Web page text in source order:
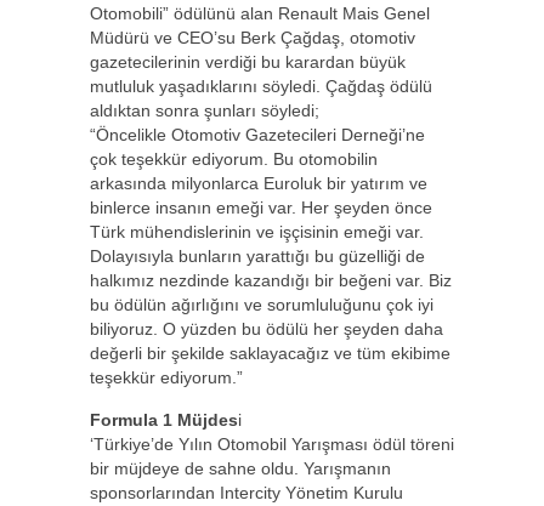
Otomobili” ödülünü alan Renault Mais Genel
Müdürü ve CEO’su Berk Çağdaş, otomotiv
gazetecilerinin verdiği bu karardan büyük
mutluluk yaşadıklarını söyledi. Çağdaş ödülü
aldıktan sonra şunları söyledi;
“Öncelikle Otomotiv Gazetecileri Derneği’ne
çok teşekkür ediyorum. Bu otomobilin
arkasında milyonlarca Euroluk bir yatırım ve
binlerce insanın emeği var. Her şeyden önce
Türk mühendislerinin ve işçisinin emeği var.
Dolayısıyla bunların yarattığı bu güzelliği de
halkımız nezdinde kazandığı bir beğeni var. Biz
bu ödülün ağırlığını ve sorumluluğunu çok iyi
biliyoruz. O yüzden bu ödülü her şeyden daha
değerli bir şekilde saklayacağız ve tüm ekibime
teşekkür ediyorum.”
Formula 1 Müjdesi
‘Türkiye’de Yılın Otomobil Yarışması ödül töreni
bir müjdeye de sahne oldu. Yarışmanın
sponsorlarından Intercity Yönetim Kurulu